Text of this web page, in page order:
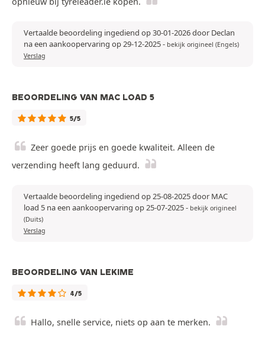
Vertaalde beoordeling ingediend op 30-01-2026 door Declan
na een aankoopervaring op 29-12-2025- bekijk origineel (Engels)
Verslag
BEOORDELING VAN MAC LOAD 5
5/5
Zeer goede prijs en goede kwaliteit. Alleen de
verzending heeft lang geduurd.
Vertaalde beoordeling ingediend op 25-08-2025 door MAC
load 5 na een aankoopervaring op 25-07-2025- bekijk origineel
(Duits)
Verslag
BEOORDELING VAN LEKIME
4/5
Hallo, snelle service, niets op aan te merken.